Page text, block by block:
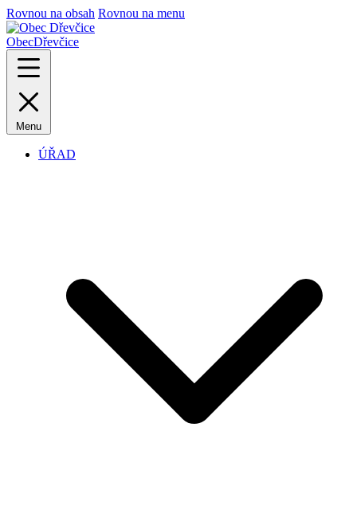
Rovnou na obsah Rovnou na menu
ObecDřevčice
Menu
ÚŘAD